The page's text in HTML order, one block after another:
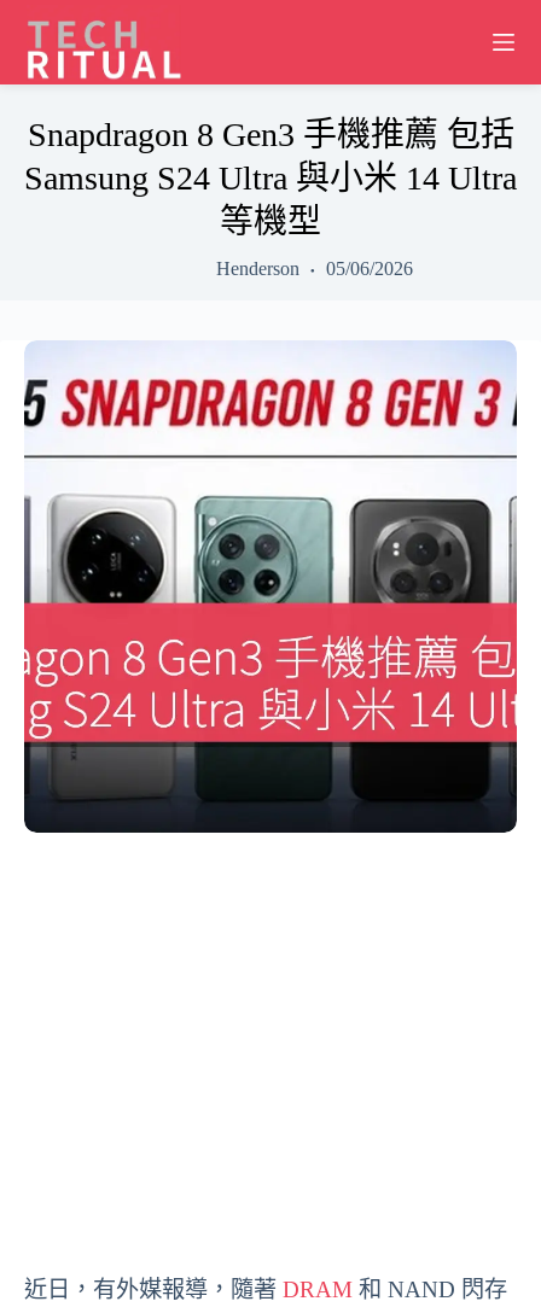
content
Snapdragon 8 Gen3 手機推薦 包括
Samsung S24 Ultra 與小米 14 Ultra
等機型
Henderson 05/06/2026
近日，有外媒報導，隨著 DRAM 和 NAND 閃存